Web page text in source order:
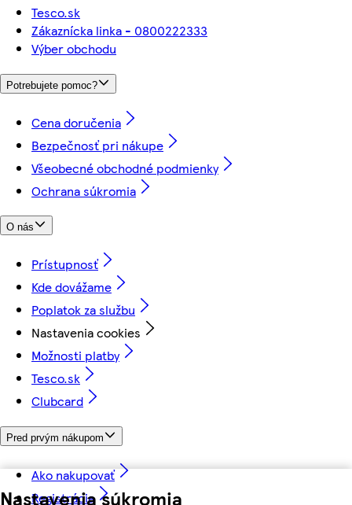
Nastavenia súkromia
Tesco.sk
Zákaznícka linka - 0800222333
Výber obchodu
Potrebujete pomoc?
Cena doručenia
Bezpečnosť pri nákupe
Všeobecné obchodné podmienky
Ochrana súkromia
O nás
Prístupnosť
Kde dovážame
Poplatok za službu
Nastavenia cookies
Možnosti platby
Tesco.sk
Clubcard
Pred prvým nákupom
Ako nakupovať
Registrácia